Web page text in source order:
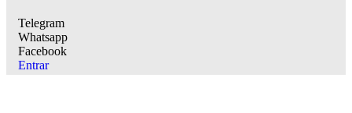
Telegram
Whatsapp
Facebook
Entrar